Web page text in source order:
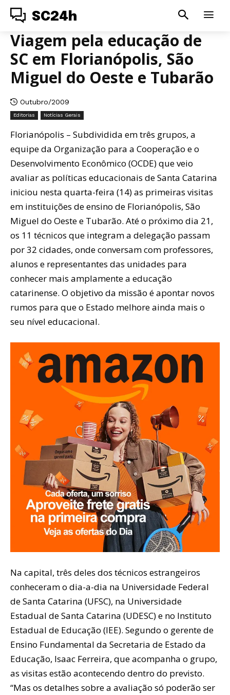
SC24h
Viagem pela educação de
SC em Florianópolis, São
Miguel do Oeste e Tubarão
Outubro/2009
Editorias Notícias Gerais
Florianópolis – Subdividida em três grupos, a
equipe da Organização para a Cooperação e o
Desenvolvimento Econômico (OCDE) que veio
avaliar as políticas educacionais de Santa Catarina
iniciou nesta quarta-feira (14) as primeiras visitas
em instituições de ensino de Florianópolis, São
Miguel do Oeste e Tubarão. Até o próximo dia 21,
os 11 técnicos que integram a delegação passam
por 32 cidades, onde conversam com professores,
alunos e representantes das unidades para
conhecer mais amplamente a educação
catarinense. O objetivo da missão é apontar novos
rumos para que o Estado melhore ainda mais o
seu nível educacional.
Na capital, três deles dos técnicos estrangeiros
conheceram o dia-a-dia na Universidade Federal
de Santa Catarina (UFSC), na Universidade
Estadual de Santa Catarina (UDESC) e no Instituto
Estadual de Educação (IEE). Segundo o gerente de
Ensino Fundamental da Secretaria de Estado da
Educação, Isaac Ferreira, que acompanha o grupo,
as visitas estão acontecendo dentro do previsto.
“Mas os detalhes sobre a avaliação só poderão ser